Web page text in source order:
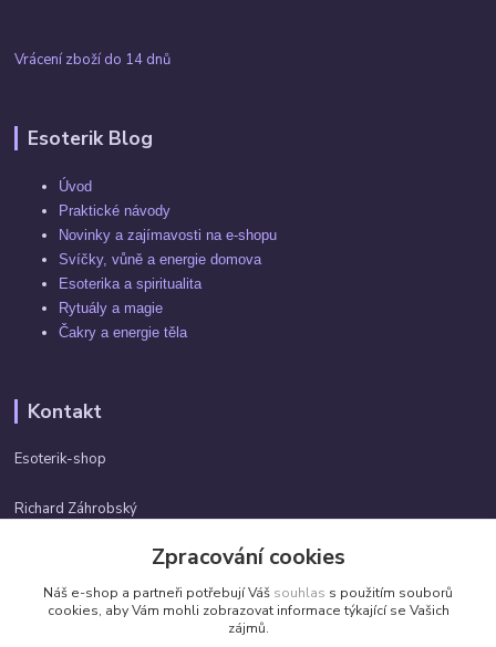
Vrácení zboží do 14 dnů
Esoterik Blog
Úvod
Praktické návody
Novinky a zajímavosti na e-shopu
Svíčky, vůně a energie domova
Esoterika a spiritualita
Rytuály a magie
Čakry a energie těla
Kontakt
Esoterik-shop
Richard Záhrobský
info@esoterik-shop.cz
Zpracování cookies
Náš e-shop a partneři potřebují Váš souhlas s použitím souborů
cookies, aby Vám mohli zobrazovat informace týkající se Vašich
zájmů.